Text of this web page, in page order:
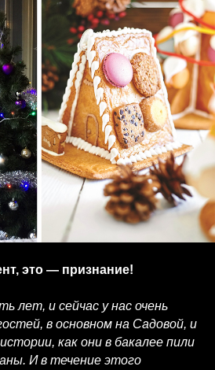
это — признание!
лет, и сейчас у нас очень
в основном на Садовой, и
как они в бакалее пили
И в течение этого